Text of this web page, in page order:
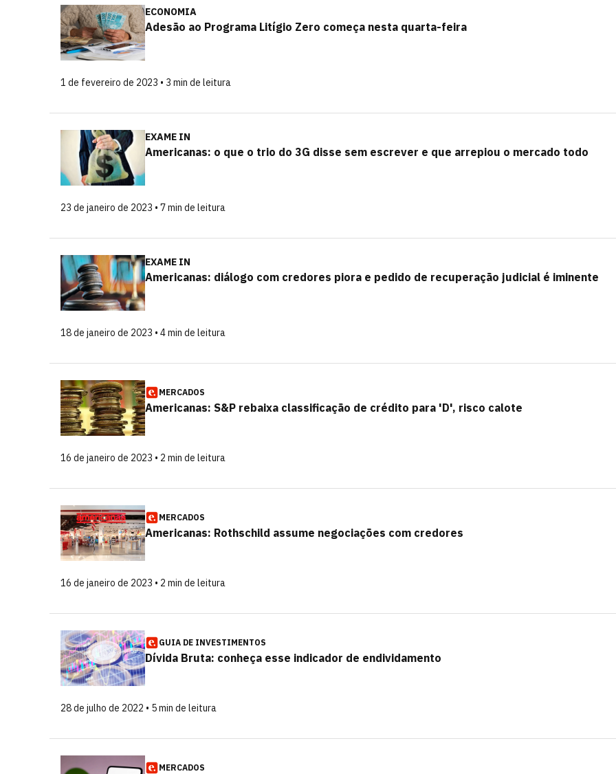
ECONOMIA
Adesão ao Programa Litígio Zero começa nesta quarta-feira
1 de fevereiro de 2023 • 3 min de leitura
EXAME IN
Americanas: o que o trio do 3G disse sem escrever e que arrepiou o mercado todo
23 de janeiro de 2023 • 7 min de leitura
EXAME IN
Americanas: diálogo com credores piora e pedido de recuperação judicial é iminente
18 de janeiro de 2023 • 4 min de leitura
MERCADOS
Americanas: S&P rebaixa classificação de crédito para 'D', risco calote
16 de janeiro de 2023 • 2 min de leitura
MERCADOS
Americanas: Rothschild assume negociações com credores
16 de janeiro de 2023 • 2 min de leitura
GUIA DE INVESTIMENTOS
Dívida Bruta: conheça esse indicador de endividamento
28 de julho de 2022 • 5 min de leitura
MERCADOS